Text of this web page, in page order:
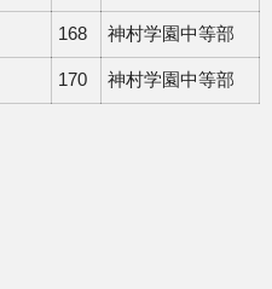
168 神村学園中等部
170 神村学園中等部